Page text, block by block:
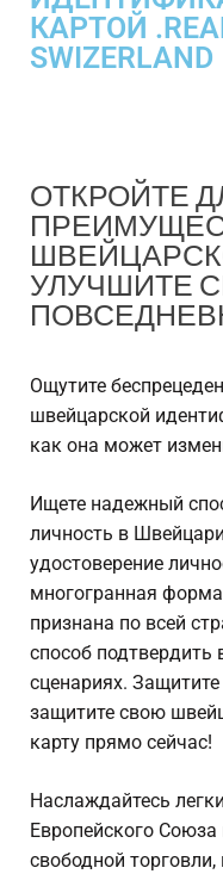
КАРТОЙ
SWIZERLAND
ОТКРОЙТЕ
УЛУЧШИТЕ
Ощутите
швейцарской
как она может
Ищете надежный
личность в
удостоверение
многогранная
признана по всей
способ подтвердить
сценариях.
защитите свою
карту прямо сейчас!
Наслаждайтесь
Европейского
свободной